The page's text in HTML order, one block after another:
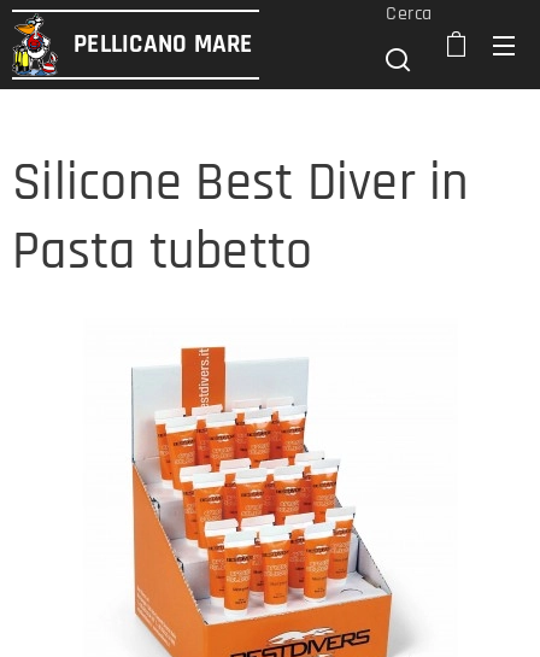
PELLICANO MARE
Cerca
Silicone Best Diver in
Pasta tubetto